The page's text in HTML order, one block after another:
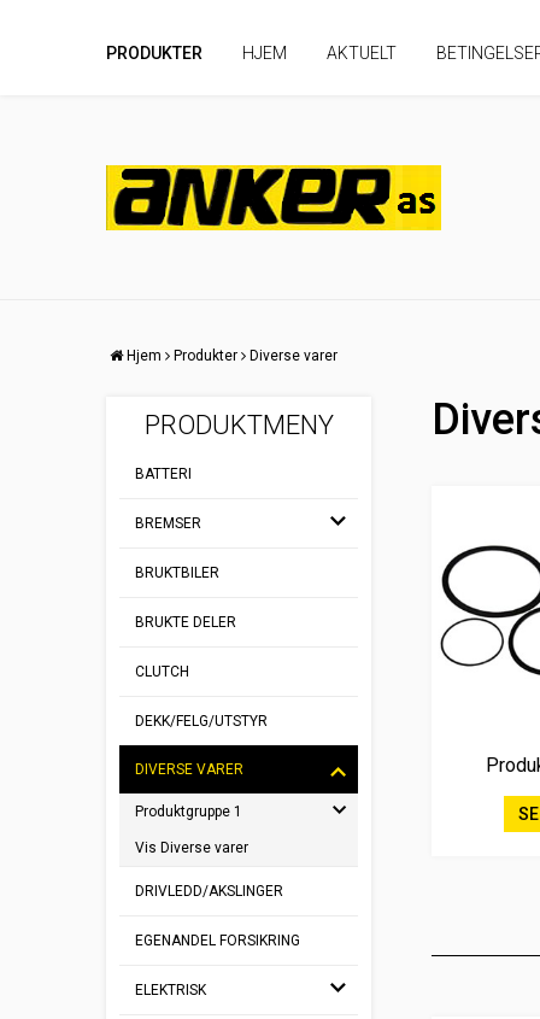
PRODUKTER HJEM AKTUELT
Hjem Produkter Diverse varer
PRODUKTMENY
BATTERI
BREMSER
BRUKTBILER
BRUKTE DELER
CLUTCH
DEKK/FELG/UTSTYR
DIVERSE VARER
Produktgruppe 1
Vis Diverse varer
DRIVLEDD/AKSLINGER
EGENANDEL FORSIKRING
ELEKTRISK